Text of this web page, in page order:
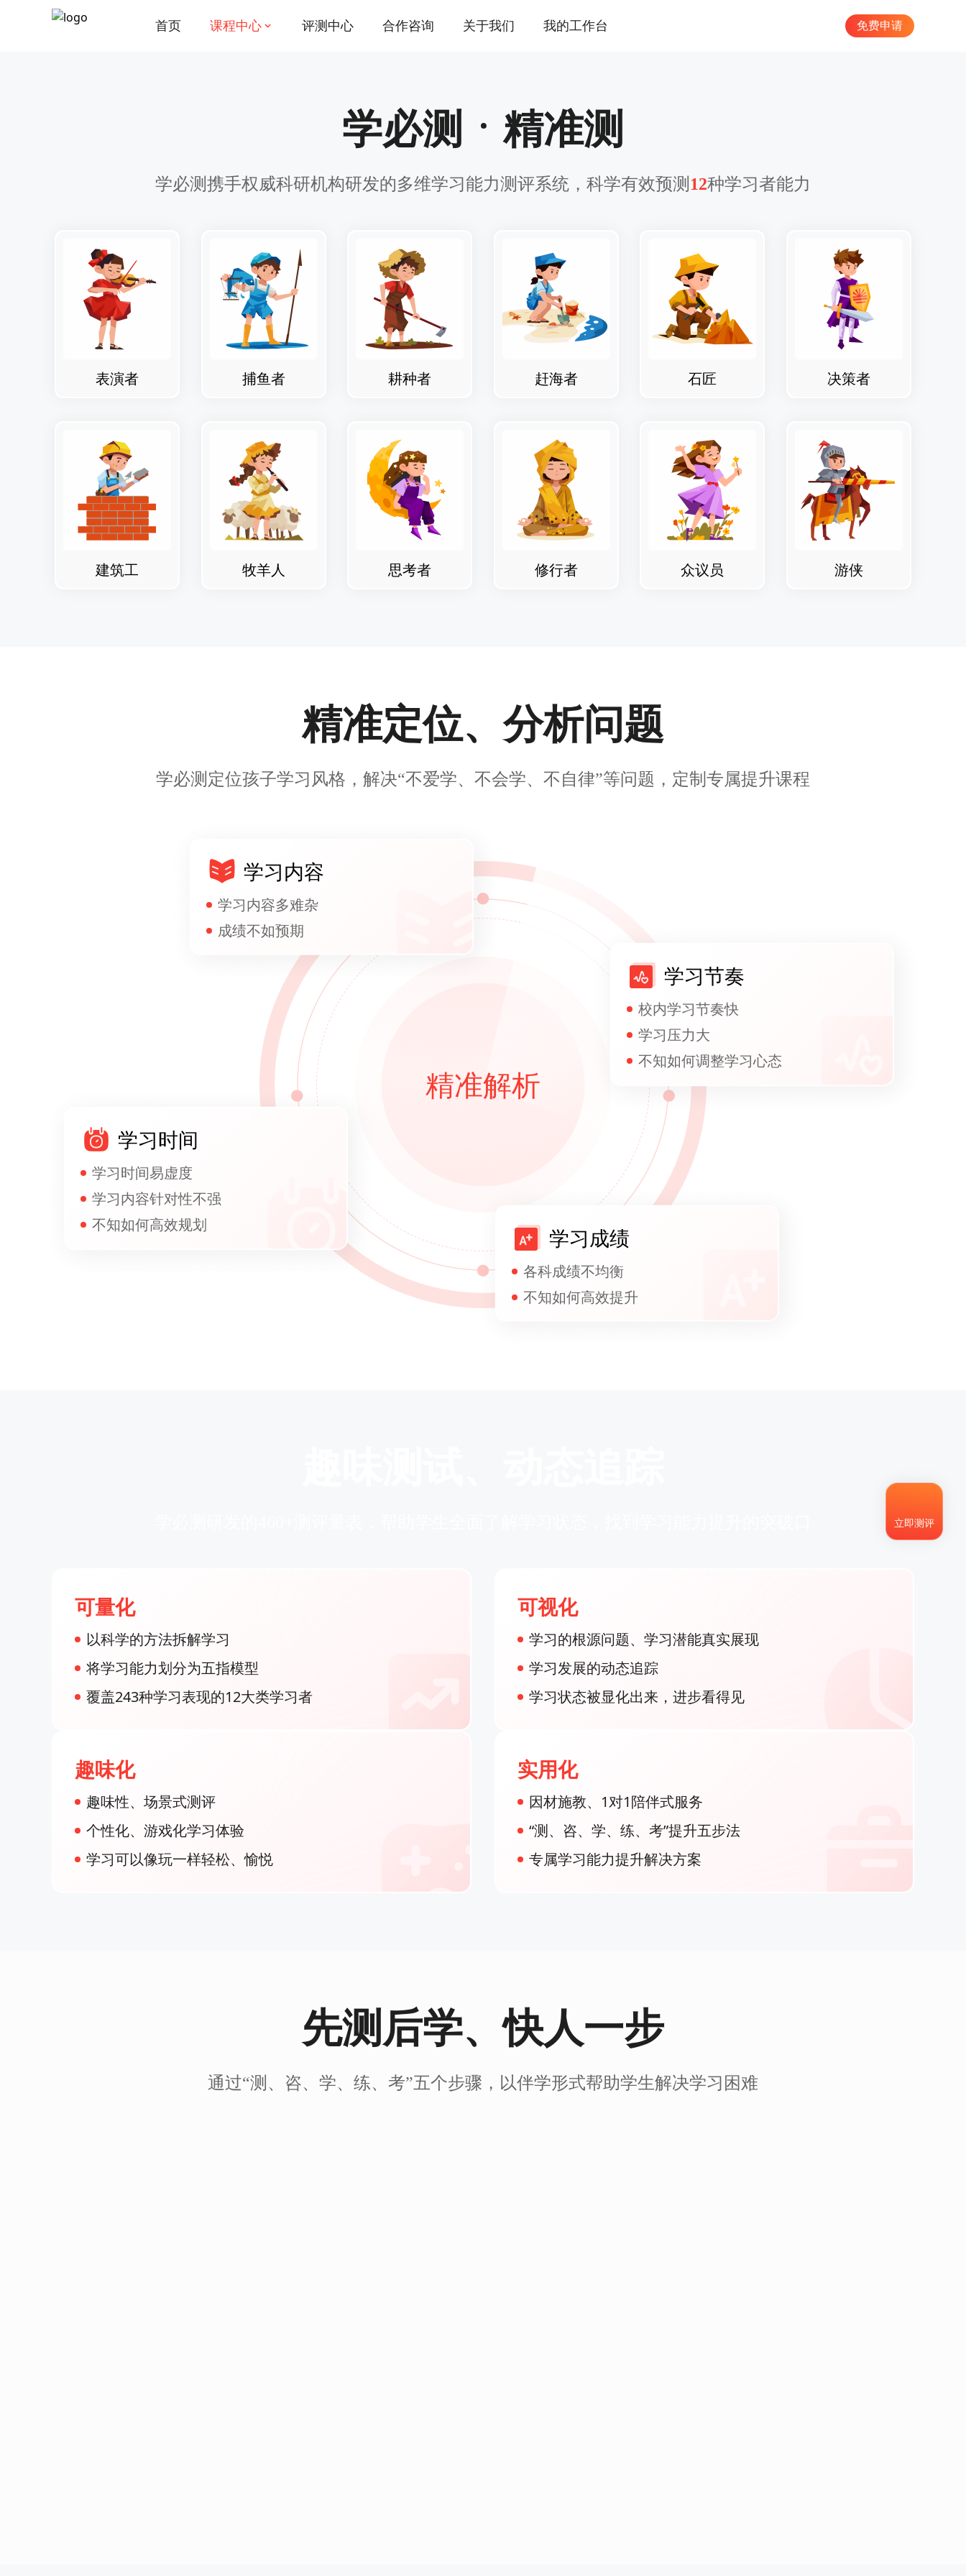
首页 课程中心 评测中心 合作咨询 关于我们 我的工作台 免费申请
立即测评
学必测ㆍ精准测
学必测携手权威科研机构研发的多维学习能力测评系统，科学有效预测 12种学习者能力
表演者 捕鱼者 耕种者 赶海者 石匠 决策者
建筑工 牧羊人 思考者 修行者 众议员 游侠
精准定位、分析问题
学必测定位孩子学习风格，解决“不爱学、不会学、不自律”等问题，定制专属提升课程
精准解析
学习内容
学习内容多难杂
成绩不如预期
学习节奏
校内学习节奏快
学习压力大
不知如何调整学习心态
学习时间
学习时间易虚度
学习内容针对性不强
不知如何高效规划
学习成绩
各科成绩不均衡
不知如何高效提升
可量化
以科学的方法拆解学习
将学习能力划分为五指模型
覆盖243种学习表现的12大类学习者
可视化
学习的根源问题、学习潜能真实展现
学习发展的动态追踪
学习状态被显化出来，进步看得见
趣味化
趣味性、场景式测评
个性化、游戏化学习体验
学习可以像玩一样轻松、愉悦
实用化
因材施教、1对1陪伴式服务
“测、咨、学、练、考”提升五步法
专属学习能力提升解决方案
先测后学、快人一步
通过“测、咨、学、练、考”五个步骤，以伴学形式帮助学生解决学习困难